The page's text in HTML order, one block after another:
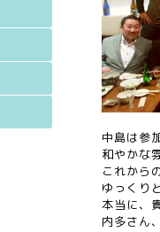
中島は参
和やかな
これから
ゆっくり
本当に、
内多さん